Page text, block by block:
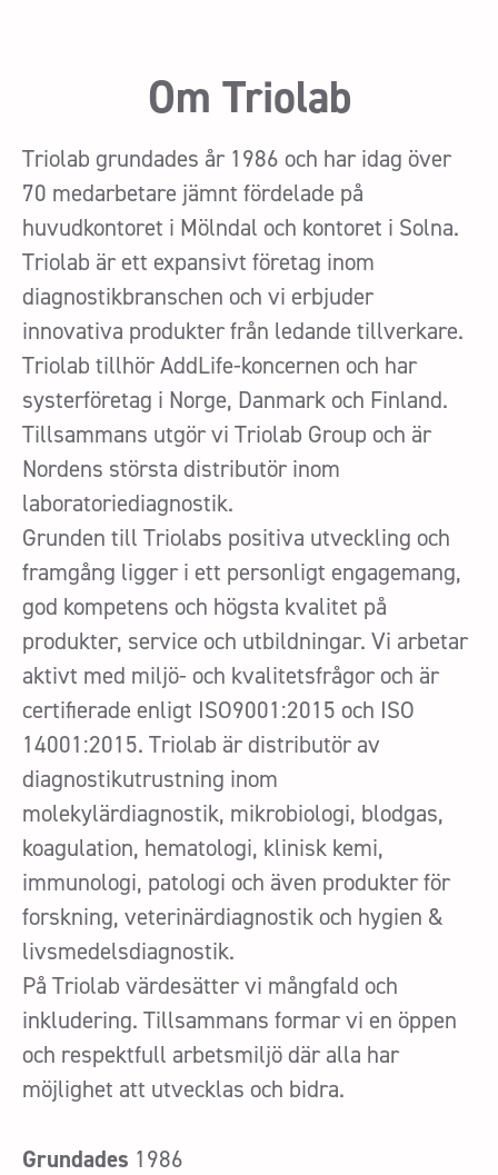
Om Triolab
Triolab grundades år 1986 och har idag över
70 medarbetare jämnt fördelade på
huvudkontoret i Mölndal och kontoret i Solna.
Triolab är ett expansivt företag inom
diagnostikbranschen och vi erbjuder
innovativa produkter från ledande tillverkare.
Triolab tillhör AddLife-koncernen och har
systerföretag i Norge, Danmark och Finland.
Tillsammans utgör vi Triolab Group och är
Nordens största distributör inom
laboratoriediagnostik.
Grunden till Triolabs positiva utveckling och
framgång ligger i ett personligt engagemang,
god kompetens och högsta kvalitet på
produkter, service och utbildningar. Vi arbetar
aktivt med miljö- och kvalitetsfrågor och är
certifierade enligt ISO9001:2015 och ISO
14001:2015. Triolab är distributör av
diagnostikutrustning inom
molekylärdiagnostik, mikrobiologi, blodgas,
koagulation, hematologi, klinisk kemi,
immunologi, patologi och även produkter för
forskning, veterinärdiagnostik och hygien &
livsmedelsdiagnostik.
På Triolab värdesätter vi mångfald och
inkludering. Tillsammans formar vi en öppen
och respektfull arbetsmiljö där alla har
möjlighet att utvecklas och bidra.
Grundades 1986